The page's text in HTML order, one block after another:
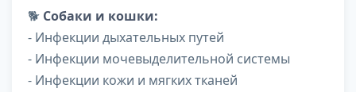
🐕 Собаки и кошки:
- Инфекции дыхательных путей
- Инфекции мочевыделительной системы
- Инфекции кожи и мягких тканей